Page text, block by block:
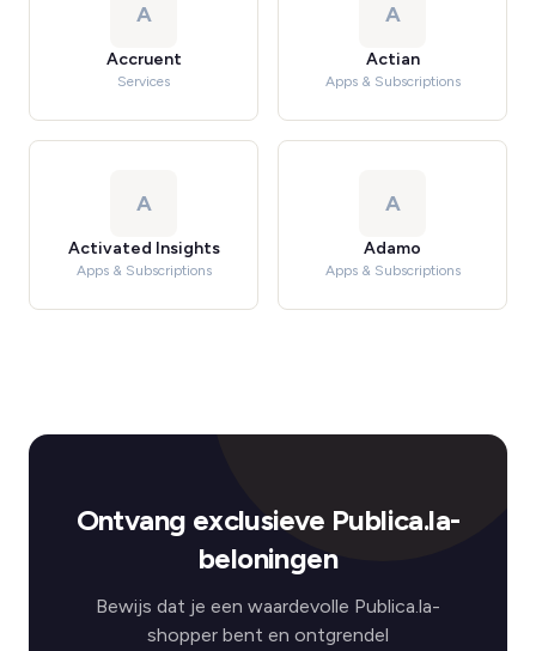
A
Accruent
Services
A
Actian
Apps & Subscriptions
A
Activated Insights
Apps & Subscriptions
A
Adamo
Apps & Subscriptions
Ontvang exclusieve Publica.la-
beloningen
Bewijs dat je een waardevolle Publica.la-
shopper bent en ontgrendel